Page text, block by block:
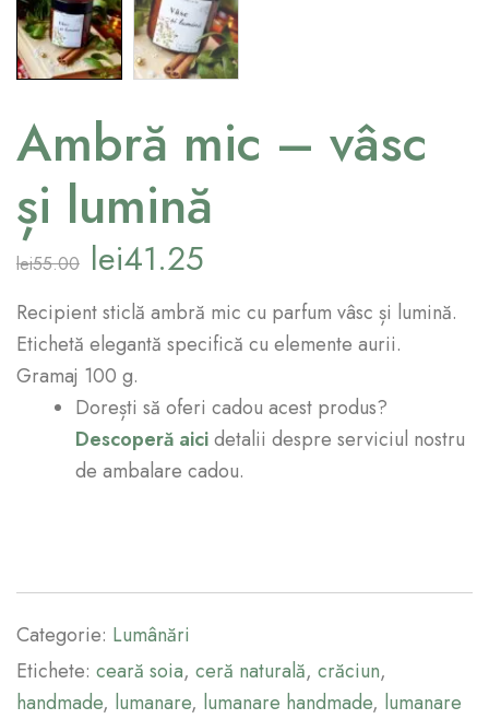
Ambră mic – vâsc
și lumină
lei55.00 lei41.25
Recipient sticlă ambră mic cu parfum vâsc și lumină.
Etichetă elegantă specifică cu elemente aurii.
Gramaj 100 g.
Dorești să oferi cadou acest produs?
Descoperă aicidetalii despre serviciul nostru
de ambalare cadou.
Categorie: Lumânări
Etichete: ceară soia, ceră naturală, crăciun,
handmade, lumanare, lumanare handmade, lumanare